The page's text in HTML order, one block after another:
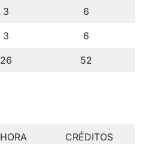
3 6
3 6
26 52
HORA CRÉDITOS